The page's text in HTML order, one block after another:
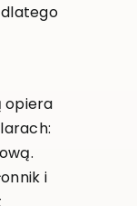
opiera
i